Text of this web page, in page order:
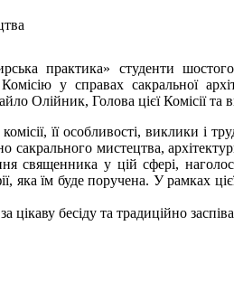
практика» студенти
у справах сакральної
Олійник, Голова цієї Комісії
її особливості, виклики і
сакрального мистецтва,
священника у цій сфері,
яка їм буде поручена. У рамках
бесіду та традиційно